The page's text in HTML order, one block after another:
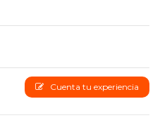
Cuenta tu experiencia